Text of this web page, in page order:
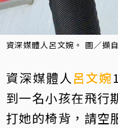
資深媒體人呂文婉。 圖／擷自
資深媒體人呂文婉
到一名小孩在飛行
打她的椅背，請空